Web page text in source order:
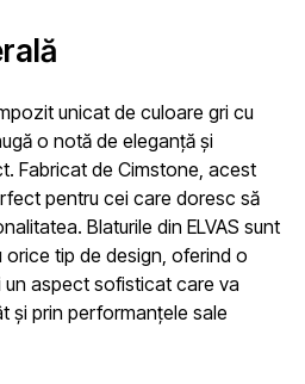
unicat de culoare gri cu
o notă de eleganță și
Fabricat de Cimstone, acest
pentru cei care doresc să
Blaturile din ELVAS sunt
tip de design, oferind o
un aspect sofisticat care va
și prin performanțele sale